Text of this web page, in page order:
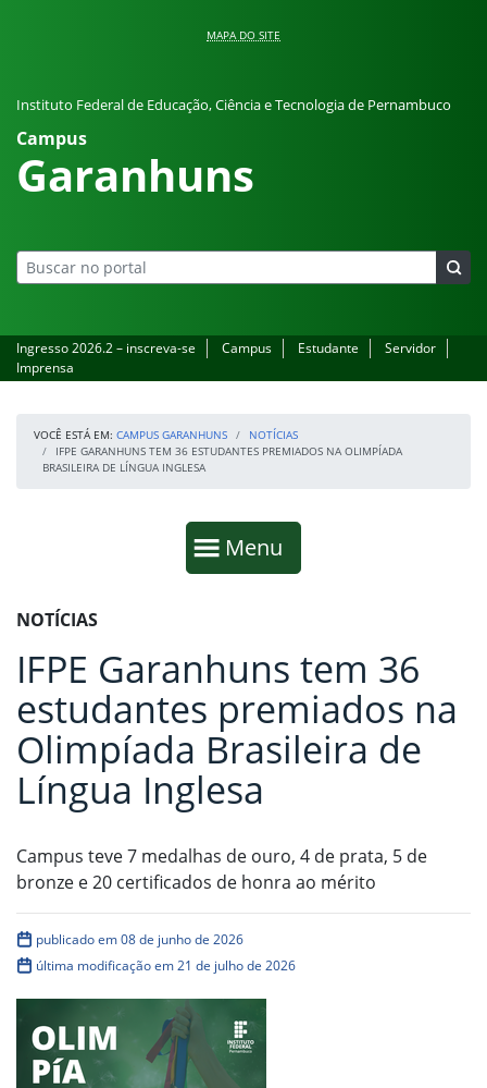
MAPA DO SITE
Instituto Federal de Educação, Ciência e Tecnologia de Pernambuco
Campus
Garanhuns
Ingresso 2026.2 – inscreva-se Campus Estudante
Servidor
Imprensa
VOCÊ ESTÁ EM: CAMPUS GARANHUNS
NOTÍCIAS
IFPE GARANHUNS TEM 36 ESTUDANTES PREMIADOS NA OLIMPÍADA
BRASILEIRA DE LÍNGUA INGLESA
Mostrar
Menu
Fim da navegação
Início do conteúdo
NOTÍCIAS
IFPE Garanhuns tem 36
estudantes premiados na
Olimpíada Brasileira de
Língua Inglesa
Campus teve 7 medalhas de ouro, 4 de prata, 5 de
bronze e 20 certificados de honra ao mérito
publicado em 08 de junho de 2026
última modificação em 21 de julho de 2026